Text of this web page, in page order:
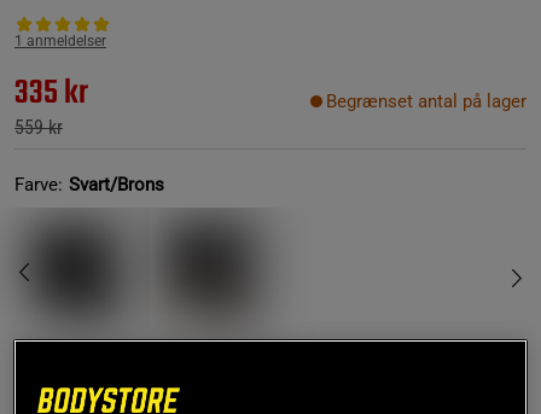
1 anmeldelser
335 kr
559 kr
Begrænset antal på lager
Farve: Svart/Brons
8 oz